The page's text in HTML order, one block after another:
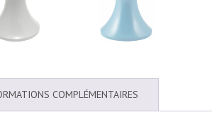
COMPLÉMENTAIRES